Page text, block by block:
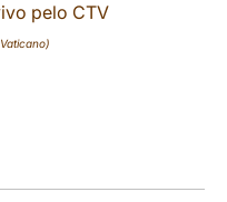
pelo CTV